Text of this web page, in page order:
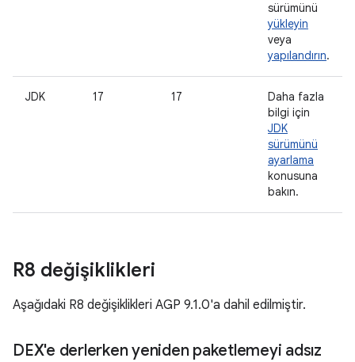
sürümünü
yükleyin
veya
yapılandırın.
JDK 17 17
Daha fazla
bilgi için
JDK
sürümünü
ayarlama
konusuna
bakın.
R8 değişiklikleri
Aşağıdaki R8 değişiklikleri AGP 9.1.0'a dahil edilmiştir.
DEX'e derlerken yeniden paketlemeyi adsız